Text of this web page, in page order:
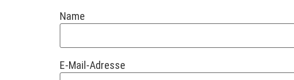
Name
E-Mail-Adresse